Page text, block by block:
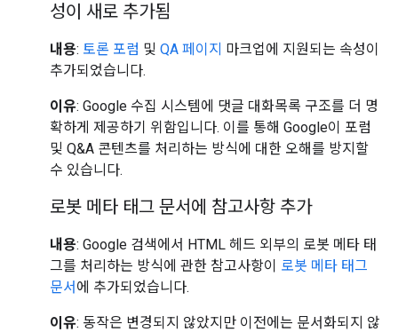
성이 새로 추가됨
내용: 토론 포럼 및 QA 페이지 마크업에 지원되는 속성이
추가되었습니다.
이유: Google 수집 시스템에 댓글 대화목록 구조를 더 명
확하게 제공하기 위함입니다. 이를 통해 Google이 포럼
및 Q&A 콘텐츠를 처리하는 방식에 대한 오해를 방지할
수 있습니다.
로봇 메타 태그 문서에 참고사항 추가
내용: Google 검색에서 HTML 헤드 외부의 로봇 메타 태
그를 처리하는 방식에 관한 참고사항이 로봇 메타 태그
문서 에 추가되었습니다.
이유: 동작은 변경되지 않았지만 이전에는 문서화되지 않